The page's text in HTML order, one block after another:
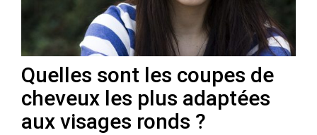
Quelles sont les coupes de
cheveux les plus adaptées
aux visages ronds ?